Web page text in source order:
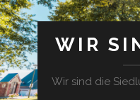
WIR
Wir sind die